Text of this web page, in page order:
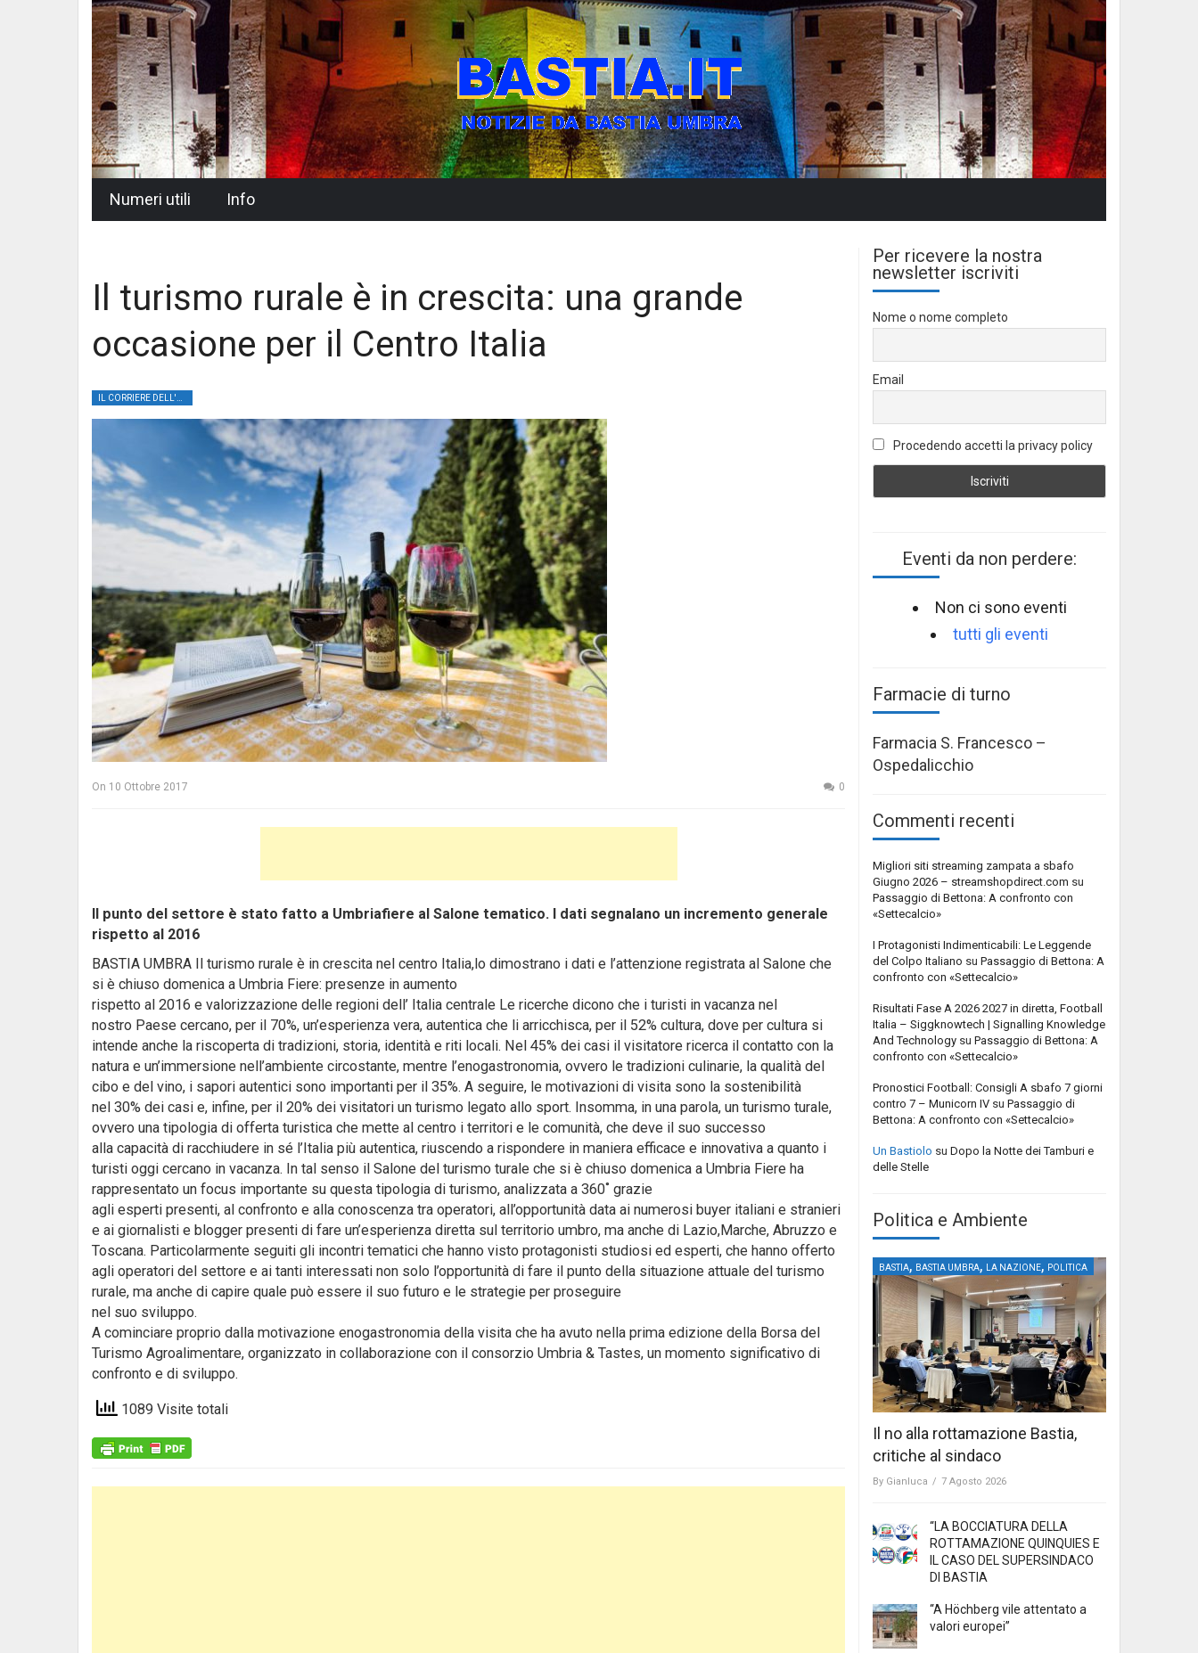
Numeri utili Info
Il turismo rurale è in crescita: una grande
occasione per il Centro Italia
On 10 Ottobre 2017 0
Il punto del settore è stato fatto a Umbriafiere al Salone tematico. I dati segnalano un incremento generale
rispetto al 2016
BASTIA UMBRA Il turismo rurale è in crescita nel centro Italia,lo dimostrano i dati e l’attenzione registrata al Salone che
si è chiuso domenica a Umbria Fiere: presenze in aumento
rispetto al 2016 e valorizzazione delle regioni dell’ Italia centrale Le ricerche dicono che i turisti in vacanza nel
nostro Paese cercano, per il 70%, un’esperienza vera, autentica che li arricchisca, per il 52% cultura, dove per cultura si
intende anche la riscoperta di tradizioni, storia, identità e riti locali. Nel 45% dei casi il visitatore ricerca il contatto con la
natura e un’immersione nell’ambiente circostante, mentre l’enogastronomia, ovvero le tradizioni culinarie, la qualità del
cibo e del vino, i sapori autentici sono importanti per il 35%. A seguire, le motivazioni di visita sono la sostenibilità
nel 30% dei casi e, infine, per il 20% dei visitatori un turismo legato allo sport. Insomma, in una parola, un turismo turale,
ovvero una tipologia di offerta turistica che mette al centro i territori e le comunità, che deve il suo successo
alla capacità di racchiudere in sé l’Italia più autentica, riuscendo a rispondere in maniera efficace e innovativa a quanto i
turisti oggi cercano in vacanza. In tal senso il Salone del turismo turale che si è chiuso domenica a Umbria Fiere ha
rappresentato un focus importante su questa tipologia di turismo, analizzata a 360˚ grazie
agli esperti presenti, al confronto e alla conoscenza tra operatori, all’opportunità data ai numerosi buyer italiani e stranieri
e ai giornalisti e blogger presenti di fare un’esperienza diretta sul territorio umbro, ma anche di Lazio,Marche, Abruzzo e
Toscana. Particolarmente seguiti gli incontri tematici che hanno visto protagonisti studiosi ed esperti, che hanno offerto
agli operatori del settore e ai tanti interessati non solo l’opportunità di fare il punto della situazione attuale del turismo
rurale, ma anche di capire quale può essere il suo futuro e le strategie per proseguire
nel suo sviluppo.
A cominciare proprio dalla motivazione enogastronomia della visita che ha avuto nella prima edizione della Borsa del
Turismo Agroalimentare, organizzato in collaborazione con il consorzio Umbria & Tastes, un momento significativo di
confronto e di sviluppo.
1089 Visite totali
Per ricevere la nostra
newsletter iscriviti
Nome o nome completo
Email
Procedendo accetti la privacy policy
Eventi da non perdere:
Non ci sono eventi
tutti gli eventi
Farmacie di turno
Farmacia S. Francesco –
Ospedalicchio
Commenti recenti
Migliori siti streaming zampata a sbafo
Giugno 2026 – streamshopdirect.com su
Passaggio di Bettona: A confronto con
«Settecalcio»
I Protagonisti Indimenticabili: Le Leggende
del Colpo Italiano su Passaggio di Bettona: A
confronto con «Settecalcio»
Risultati Fase A 2026 2027 in diretta, Football
Italia – Siggknowtech | Signalling Knowledge
And Technology su Passaggio di Bettona: A
confronto con «Settecalcio»
Pronostici Football: Consigli A sbafo 7 giorni
contro 7 – Municorn IV su Passaggio di
Bettona: A confronto con «Settecalcio»
Un Bastiolo su Dopo la Notte dei Tamburi e
delle Stelle
Politica e Ambiente
BASTIA, BASTIA UMBRA, LA NAZIONE, POLITICA
Il no alla rottamazione Bastia,
critiche al sindaco
By Gianluca / 7 Agosto 2026
“LA BOCCIATURA DELLA
ROTTAMAZIONE QUINQUIES E
IL CASO DEL SUPERSINDACO
DI BASTIA
“A Höchberg vile attentato a
valori europei”